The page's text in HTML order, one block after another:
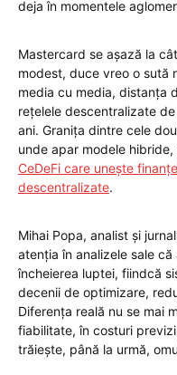
deja în momentele
Mastercard se așază la
modest, duce vreo o sută
media cu media, distanța
rețelele descentralizate
ani. Granița dintre cele
unde apar modele
CeDeFi care unește
descentralizate.
Mihai Popa, analist și
atenția în analizele sale
încheierea luptei, fiindcă
decenii de optimizare,
Diferența reală nu se mai
fiabilitate, în costuri
trăiește, până la urmă,